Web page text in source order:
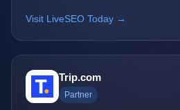
Visit LiveSEO Today →
Trip.com
Partner